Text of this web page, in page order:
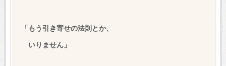
「もう引き寄せの法則とか、
いりません」